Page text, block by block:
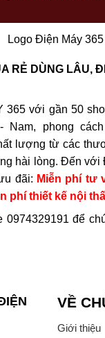
RẺ DÙNG LÂU,
365 với gần 50
Nam, phong
lượng từ các
hài lòng. Đến với
đãi: Miễn phí tư
phí thiết kế nội
0974329191 để
VỀ
Giới thiệu